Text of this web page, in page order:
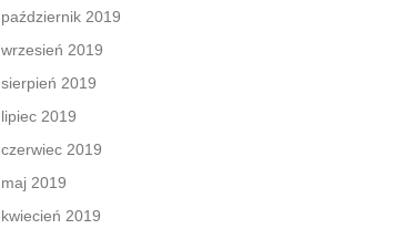
październik 2019
wrzesień 2019
sierpień 2019
lipiec 2019
czerwiec 2019
maj 2019
kwiecień 2019